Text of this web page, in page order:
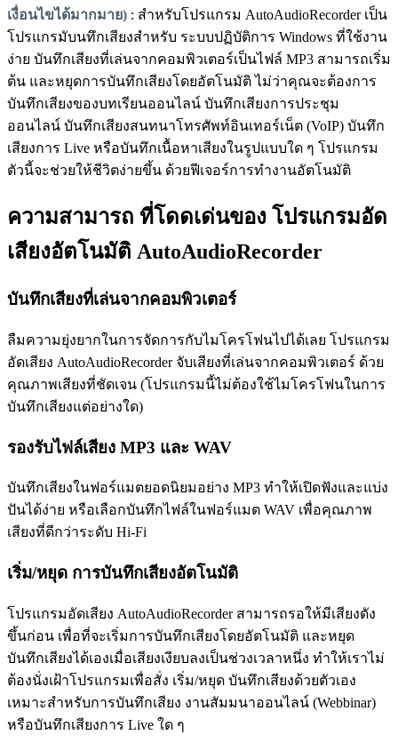
เงื่อนไขได้มากมาย) : สำหรับโปรแกรม AutoAudioRecorder เป็น
โปรแกรมับนทึกเสียงสำหรับ ระบบปฏิบัติการ Windows ที่ใช้งาน
ง่าย บันทึกเสียงที่เล่นจากคอมพิวเตอร์เป็นไฟล์ MP3 สามารถเริ่ม
ต้น และหยุดการบันทึกเสียงโดยอัตโนมัติ ไม่ว่าคุณจะต้องการ
บันทึกเสียงของบทเรียนออนไลน์ บันทึกเสียงการประชุม
ออนไลน์ บันทึกเสียงสนทนาโทรศัพท์อินเทอร์เน็ต (VoIP) บันทึก
เสียงการ Live หรือบันทึกเนื้อหาเสียงในรูปแบบใด ๆ โปรแกรม
ตัวนี้จะช่วยให้ชีวิตง่ายขึ้น ด้วยฟีเจอร์การทำงานอัตโนมัติ
ความสามารถ ที่โดดเด่นของ โปรแกรมอัด
เสียงอัตโนมัติ AutoAudioRecorder
บันทึกเสียงที่เล่นจากคอมพิวเตอร์
ลืมความยุ่งยากในการจัดการกับไมโครโฟนไปได้เลย โปรแกรม
อัดเสียง AutoAudioRecorder จับเสียงที่เล่นจากคอมพิวเตอร์ ด้วย
คุณภาพเสียงที่ชัดเจน (โปรแกรมนี้ไม่ต้องใช้ไมโครโฟนในการ
บันทึกเสียงแต่อย่างใด)
รองรับไฟล์เสียง MP3 และ WAV
บันทึกเสียงในฟอร์แมตยอดนิยมอย่าง MP3 ทำให้เปิดฟังและแบ่ง
ปันได้ง่าย หรือเลือกบันทึกไฟล์ในฟอร์แมต WAV เพื่อคุณภาพ
เสียงที่ดีกว่าระดับ Hi-Fi
เริ่ม/หยุด การบันทึกเสียงอัตโนมัติ
โปรแกรมอัดเสียง AutoAudioRecorder สามารถรอให้มีเสียงดัง
ขึ้นก่อน เพื่อที่จะเริ่มการบันทึกเสียงโดยอัตโนมัติ และหยุด
บันทึกเสียงได้เองเมื่อเสียงเงียบลงเป็นช่วงเวลาหนึ่ง ทำให้เราไม่
ต้องนั่งเฝ้าโปรแกรมเพื่อสั่ง เริ่ม/หยุด บันทึกเสียงด้วยตัวเอง
เหมาะสำหรับการบันทึกเสียง งานสัมมนาออนไลน์ (Webbinar)
หรือบันทึกเสียงการ Live ใด ๆ